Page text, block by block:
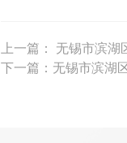
上一篇： 无锡市滨
下一篇：无锡市滨湖